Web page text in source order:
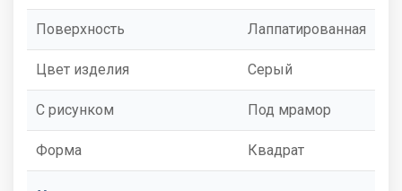
Поверхность Лаппатированная
Цвет изделия Серый
С рисунком Под мрамор
Форма Квадрат